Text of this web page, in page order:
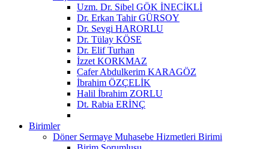
Uzm. Dr. Sibel GÖK İNECİKLİ
Dr. Erkan Tahir GÜRSOY
Dr. Sevgi HARORLU
Dr. Tülay KÖSE
Dr. Elif Turhan
İzzet KORKMAZ
Cafer Abdulkerim KARAGÖZ
İbrahim ÖZÇELİK
Halil İbrahim ZORLU
Dt. Rabia ERİNÇ
Birimler
Döner Sermaye Muhasebe Hizmetleri Birimi